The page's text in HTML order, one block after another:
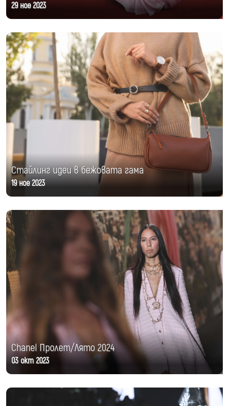
29 ное 2023
Стайлинг идеи в бежовата гама
19 ное 2023
Chanel Пролет/Лято 2024
03 окт 2023